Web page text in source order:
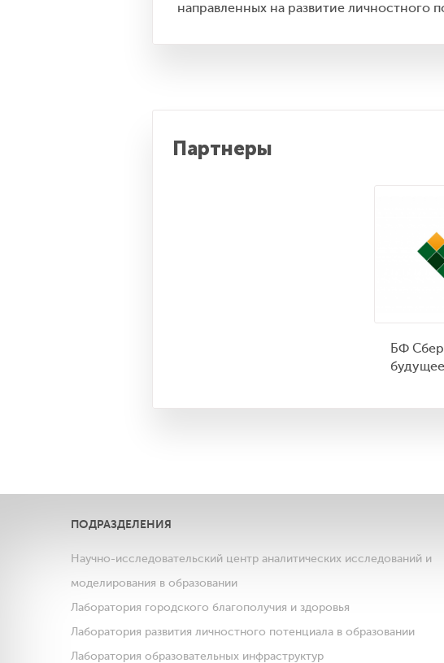
направленных на развитие личностного
Партнеры
БФ
ПОДРАЗДЕЛЕНИЯ
Научно-исследовательский центр аналитических исследований и
моделирования в образовании
Лаборатория городского благополучия и здоровья
Лаборатория развития личностного потенциала в образовании
Лаборатория образовательных инфраструктур